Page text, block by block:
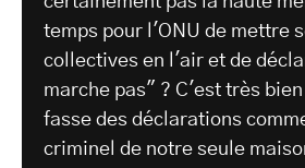
temps pour l'ONU de mettre
collectives en l'air et de
marche pas" ? C'est très
fasse des déclarations
criminel de notre seule